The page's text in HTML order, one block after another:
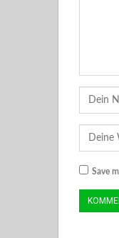
Save